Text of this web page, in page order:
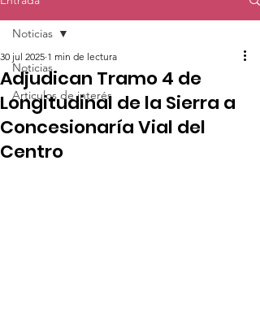
Noticias
Articulos de interés
Noticias
Adjudican Tramo 4 de
Longitudinal de la Sierra a
Concesionaría Vial del
Centro
30 jul 2025 1 min de lectura